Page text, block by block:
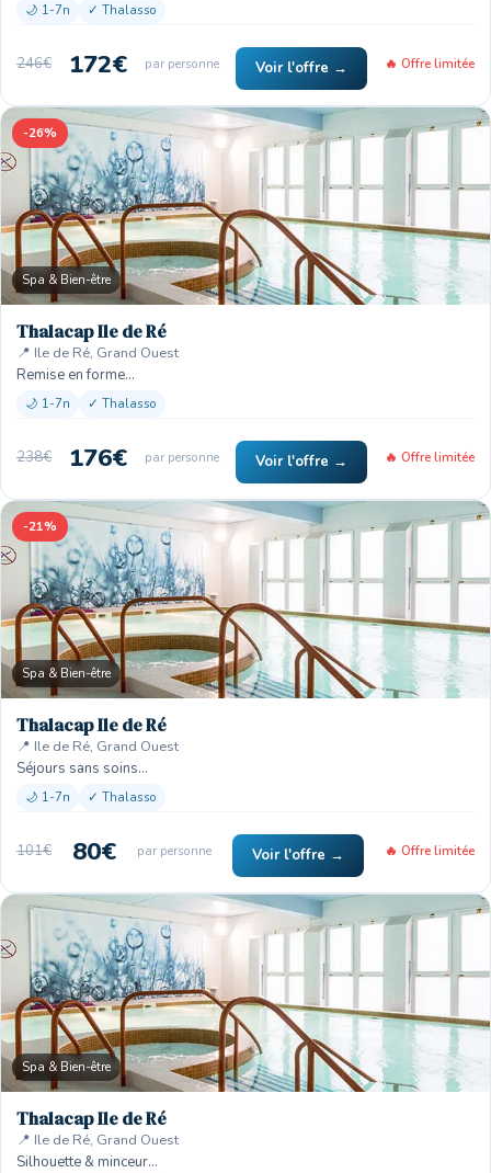
🌙 1-7n ✓ Thalasso
246€ 172€ par personne Voir l'offre → 🔥 Offre limitée
-26%
Spa & Bien-être
Thalacap Ile de Ré
📍 Ile de Ré, Grand Ouest
Remise en forme…
🌙 1-7n ✓ Thalasso
238€ 176€ par personne Voir l'offre → 🔥 Offre limitée
-21%
Spa & Bien-être
Thalacap Ile de Ré
📍 Ile de Ré, Grand Ouest
Séjours sans soins…
🌙 1-7n ✓ Thalasso
101€ 80€ par personne Voir l'offre → 🔥 Offre limitée
Spa & Bien-être
Thalacap Ile de Ré
📍 Ile de Ré, Grand Ouest
Silhouette & minceur…